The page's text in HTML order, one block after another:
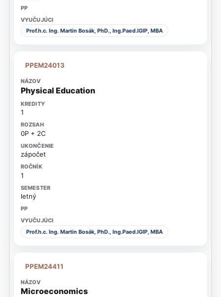
Prof.h.c. Ing. Martin Bosák, PhD., Ing.Paed.IGIP, MBA
PPEM24013
Physical Education
1
0P + 2C
zápočet
1
letný
Prof.h.c. Ing. Martin Bosák, PhD., Ing.Paed.IGIP, MBA
PPEM24411
Microeconomics